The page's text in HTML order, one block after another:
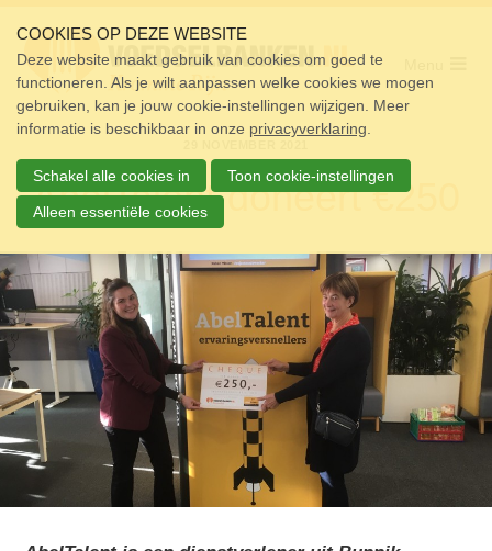
links
over
Spring
naar
de
Spring
naar
de
inhoud
AbelTalent doneert €250
Home
Pakket
Doneren
Vrijwilligers
Doneer
Contact
COOKIES OP DEZE WEBSITE
Deze website maakt gebruik van cookies om goed te
functioneren. Als je wilt aanpassen welke cookies we mogen
gebruiken, kan je jouw cookie-instellingen wijzigen. Meer
informatie is beschikbaar in onze privacyverklaring
Schakel alle cookies in Toon cookie-instellingen
Alleen essentiële cookies